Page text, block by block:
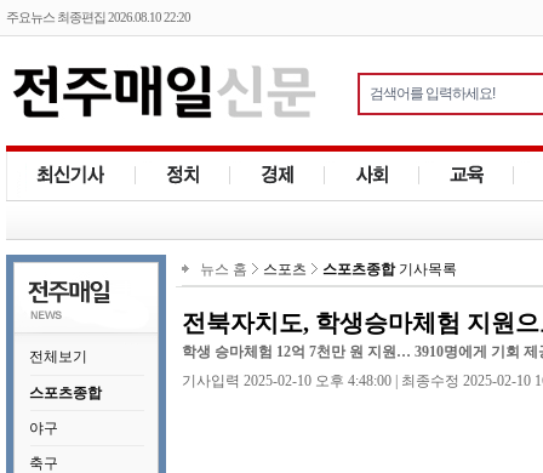
주요뉴스 최종편집 2026.08.10 22:20
전체보기
스포츠종합
야구
축구
뉴스 홈 스포츠 스포츠종합기사목록
전북자치도, 학생승마체험 지원
학생 승마체험 12억 7천만 원 지원… 3910명에게 기회 제
기사입력 2025-02-10 오후 4:48:00 | 최종수정 2025-02-10